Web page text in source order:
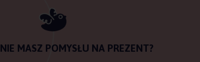
NIE MASZ POMYSŁU NA PREZENT?